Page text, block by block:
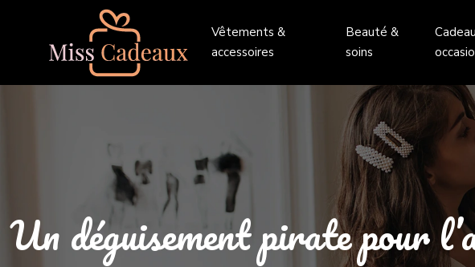
Vêtements &
accessoires
Beauté &
soins
Un déguisement pirate pour